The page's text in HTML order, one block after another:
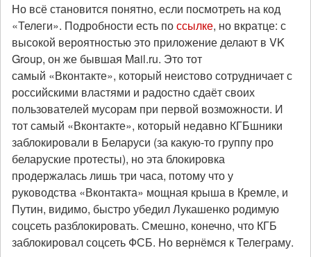
Но всё становится понятно, если посмотреть на код
«Телеги». Подробности есть поссылке, но вкратце: с
высокой вероятностью это приложение делают в VK
Group, он же бывшая Mail.ru. Это тот
самый «Вконтакте», который неистово сотрудничает с
российскими властями и радостно сдаёт своих
пользователей мусорам при первой возможности. И
тот самый «Вконтакте», который недавно КГБшники
заблокировали в Беларуси (за какую-то группу про
беларуские протесты), но эта блокировка
продержалась лишь три часа, потому что у
руководства «Вконтакта» мощная крыша в Кремле, и
Путин, видимо, быстро убедил Лукашенко родимую
соцсеть разблокировать. Смешно, конечно, что КГБ
заблокировал соцсеть ФСБ. Но вернёмся к Телеграму.